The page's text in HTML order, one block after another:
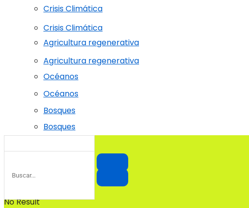
Crisis Climática
Agricultura regenerativa
Océanos
Bosques
No Result
Crisis Climática
Agricultura regenerativa
Océanos
Bosques